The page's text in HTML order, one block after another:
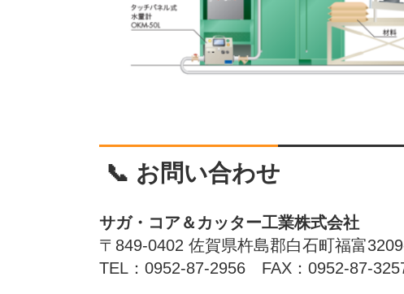
📞 お問い合わせ
サガ・コア＆カッター工業株式会社
〒849-0402 佐賀県杵島郡白石町福富
TEL：0952-87-2956 FAX：0952-87-